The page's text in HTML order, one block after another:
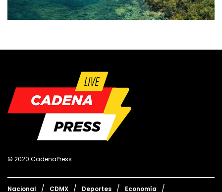
© 2020 CadenaPress
Nacional CDMX Deportes Economía